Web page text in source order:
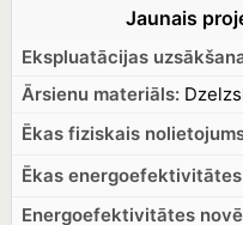
Jaunais
Ekspluatācijas
Ārsienu materiāls:
Ēkas fiziskais
Ēkas
Energoefektivitātes